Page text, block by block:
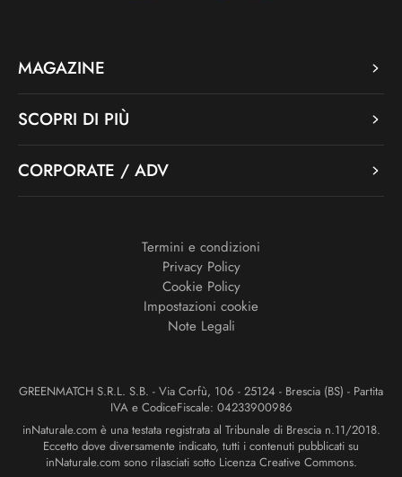
MAGAZINE
SCOPRI DI PIÙ
CORPORATE / ADV
Termini e condizioni
Privacy Policy
Cookie Policy
Impostazioni cookie
Note Legali
GREENMATCH S.R.L. S.B. - Via Corfù, 106 - 25124 - Brescia (BS) - Partita
IVA e CodiceFiscale: 04233900986
inNaturale.com è una testata registrata al Tribunale di Brescia n.11/2018.
Eccetto dove diversamente indicato, tutti i contenuti pubblicati su
inNaturale.com sono rilasciati sotto Licenza Creative Commons.